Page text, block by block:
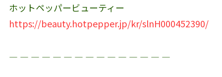
ホットペッパービューティー
https://beauty.hotpepper.jp/kr/slnH000452390/
― ― ― ― ― ― ― ― ― ― ― ― ― ― ―